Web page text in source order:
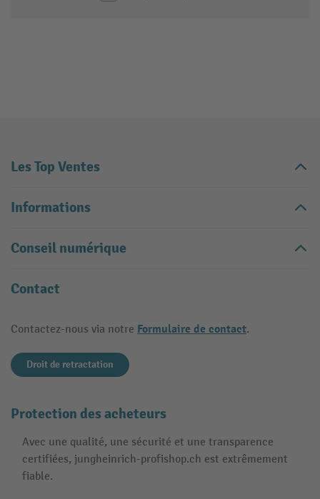
Les Top Ventes
Informations
Conseil numérique
Contact
Contactez-nous via notre Formulaire de contact.
Droit de retractation
Protection des acheteurs
Avec une qualité, une sécurité et une transparence
certifiées, jungheinrich-profishop.ch est extrêmement
fiable.